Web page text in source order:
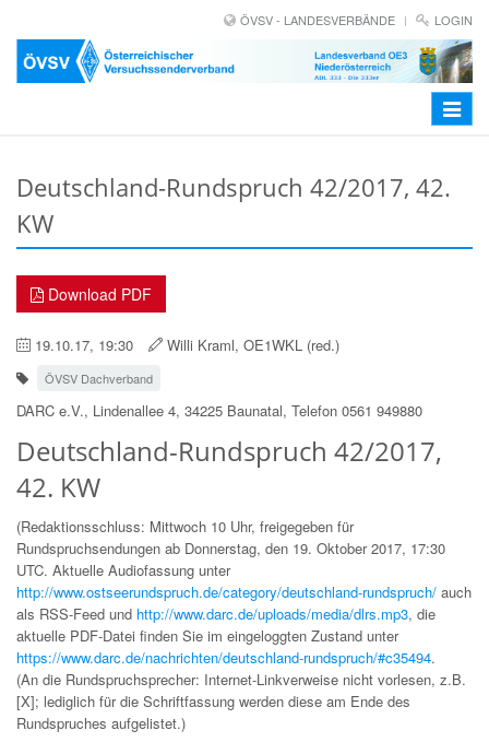
ÖVSV - LANDESVERBÄNDE LOGIN
Toggle
Deutschland-Rundspruch 42/2017, 42.
KW
Download PDF
19.10.17, 19:30 Willi Kraml, OE1WKL (red.)
ÖVSV Dachverband
DARC e.V., Lindenallee 4, 34225 Baunatal, Telefon 0561 949880
Deutschland-Rundspruch 42/2017,
42. KW
(Redaktionsschluss: Mittwoch 10 Uhr, freigegeben für
Rundspruchsendungen ab Donnerstag, den 19. Oktober 2017, 17:30
UTC. Aktuelle Audiofassung unter
http://www.ostseerundspruch.de/category/deutschland-rundspruch/ auch
als RSS-Feed und http://www.darc.de/uploads/media/dlrs.mp3, die
aktuelle PDF-Datei finden Sie im eingeloggten Zustand unter
https://www.darc.de/nachrichten/deutschland-rundspruch/#c35494.
(An die Rundspruchsprecher: Internet-Linkverweise nicht vorlesen, z.B.
[X]; lediglich für die Schriftfassung werden diese am Ende des
Rundspruches aufgelistet.)